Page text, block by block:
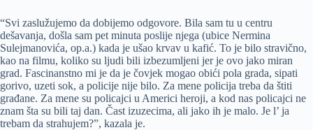
“Svi zaslužujemo da dobijemo odgovore. Bila sam tu u centru
dešavanja, došla sam pet minuta poslije njega (ubice Nermina
Sulejmanovića, op.a.) kada je ušao krvav u kafić. To je bilo stravično,
kao na filmu, koliko su ljudi bili izbezumljeni jer je ovo jako miran
grad. Fascinanstno mi je da je čovjek mogao obići pola grada, sipati
gorivo, uzeti sok, a policije nije bilo. Za mene policija treba da štiti
građane. Za mene su policajci u Americi heroji, a kod nas policajci ne
znam šta su bili taj dan. Čast izuzecima, ali jako ih je malo. Je l’ ja
trebam da strahujem?”, kazala je.